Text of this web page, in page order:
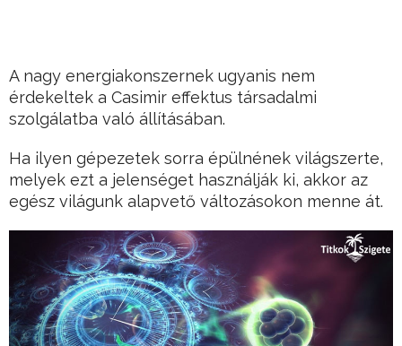
A nagy energiakonszernek ugyanis nem
érdekeltek a Casimir effektus társadalmi
szolgálatba való állításában.
Ha ilyen gépezetek sorra épülnének világszerte,
melyek ezt a jelenséget használják ki, akkor az
egész világunk alapvető változásokon menne át.